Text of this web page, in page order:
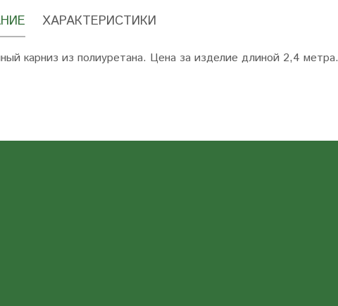
ХАРАКТЕРИСТИКИ
карниз из полиуретана. Цена за изделие длиной 2,4 метра.